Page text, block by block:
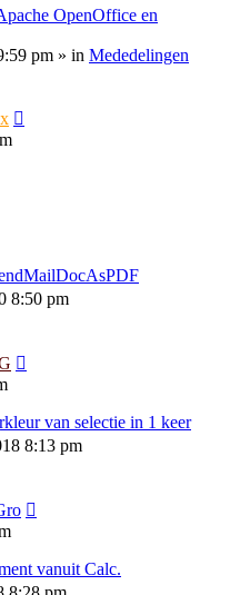
OpenOffice en
pm » in Mededelingen
8:50 pm
van selectie in 1 keer
8:13 pm
vanuit Calc.